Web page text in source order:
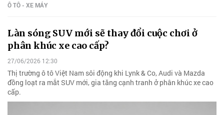
Ô TÔ - XE MÁY
Làn sóng SUV mới sẽ thay đổi cuộc chơi ở
phân khúc xe cao cấp?
27/06/2026 12:30
Thị trường ô tô Việt Nam sôi động khi Lynk & Co, Audi và Mazda
đồng loạt ra mắt SUV mới, gia tăng cạnh tranh ở phân khúc xe cao
cấp.